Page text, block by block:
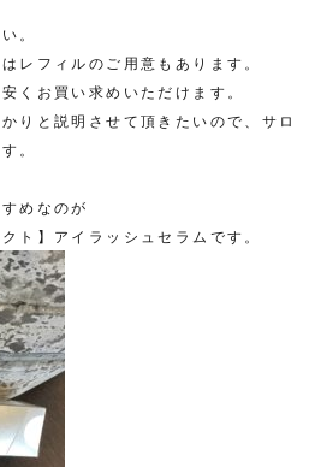
。
レフィルのご用意もあります。
くお買い求めいただけます。
りと説明させて頂きたいので、サロ
。
めなのが
ト】アイラッシュセラムです。